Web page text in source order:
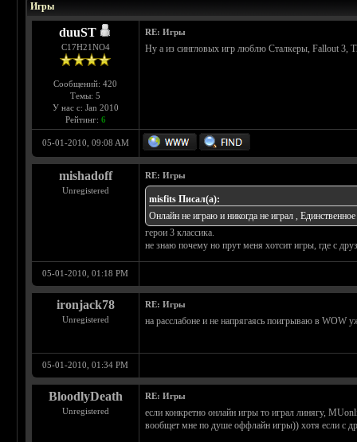
Игры
duuST
С17H21NO4
Сообщений: 420
Темы: 5
У нас с: Jan 2010
Рейтинг: 6
RE: Игры
Ну а из сингловых игр люблю Сталкеры, Fallout 3,
05-01-2010, 09:08 AM
mishadoff
Unregistered
RE: Игры
misfits Писал(а):
Онлайн не играю и никогда не играл ,
герои 3 классика.
не знаю почему но прут меня хотсит игры, где с
05-01-2010, 01:18 PM
ironjack78
Unregistered
RE: Игры
на расслабоне и не напрягаясь поигрываю в WOW
05-01-2010, 01:34 PM
BloodlyDeath
Unregistered
RE: Игры
если конкретно онлайн игры то играл линягу,
вообщет мне по душе оффлайн игры)) хотя если с